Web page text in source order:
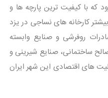
که با کیفیت ترین پارچه ها و
کارخانه های نساجی در یزد
روفرشی و صنایع وابسته
ساختمانی، صنایع شیرینی و
های اقتصادی این شهر ایران